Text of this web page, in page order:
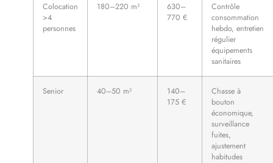
Colocation
>4
personnes
180–220 m³
630–
770 €
Contrôle
consommation
hebdo, entretien
régulier
équipements
sanitaires
Senior 40–50 m³
140–
175 €
Chasse à
bouton
économique,
surveillance
fuites,
ajustement
habitudes